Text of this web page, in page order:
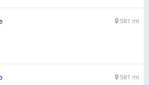
581 mt
581 mt